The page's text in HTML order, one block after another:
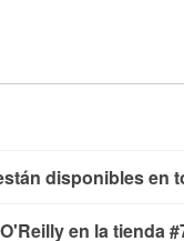
disponibles en
en la tienda